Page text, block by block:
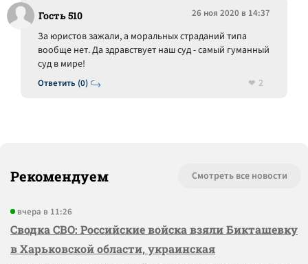
Гость 510 26 ноя 2020 в 14:37
Ответить (0)
За юристов зажали, а моральных страданий типа
вообще нет. Да здравствует наш суд - самый гуманный
суд в мире!
2
Рекомендуем Смотреть все новости
вчера в 11:26
Сводка СВО: Российские войска взяли Бикташевку
в Харьковской области, украинская